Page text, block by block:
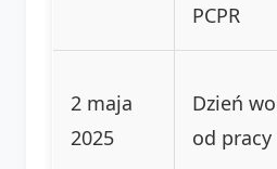
PCPR
2 maja
2025
Dzień
od pracy